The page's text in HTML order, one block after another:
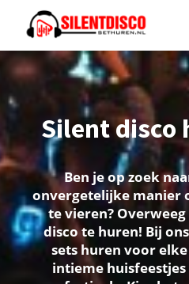
Silent disco
Ben je op zoek
onvergetelijke manier
te vieren?
disco te huren! Bij
sets huren voor
intieme